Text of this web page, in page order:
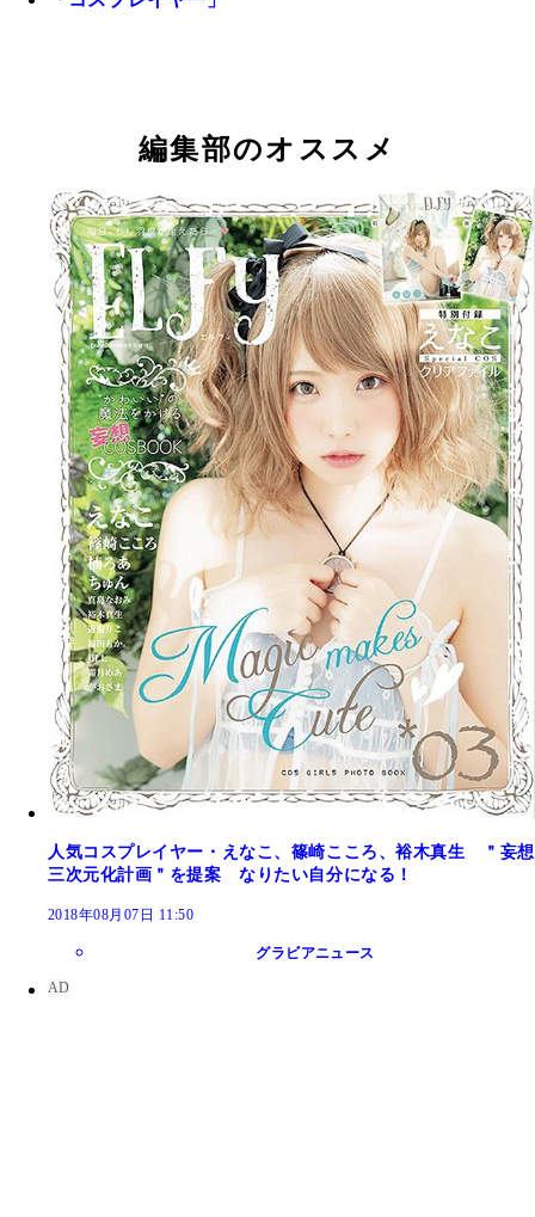
編集部のオススメ
人気コスプレイヤー・えなこ、篠崎こころ、裕木真生 ＂妄想
三次元化計画＂を提案 なりたい自分になる！
2018年08月07日 11:50
グラビアニュース